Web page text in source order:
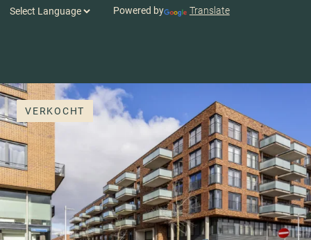
Powered by Translate
VERKOCHT